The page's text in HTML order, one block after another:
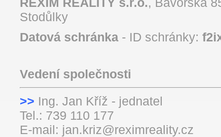
Stodůlky
Datová schránka - ID schránky:
Vedení společnosti
>> Ing. Jan Kříž - jednatel
Tel.: 739 110 177
E-mail: jan.kriz@reximreality.cz